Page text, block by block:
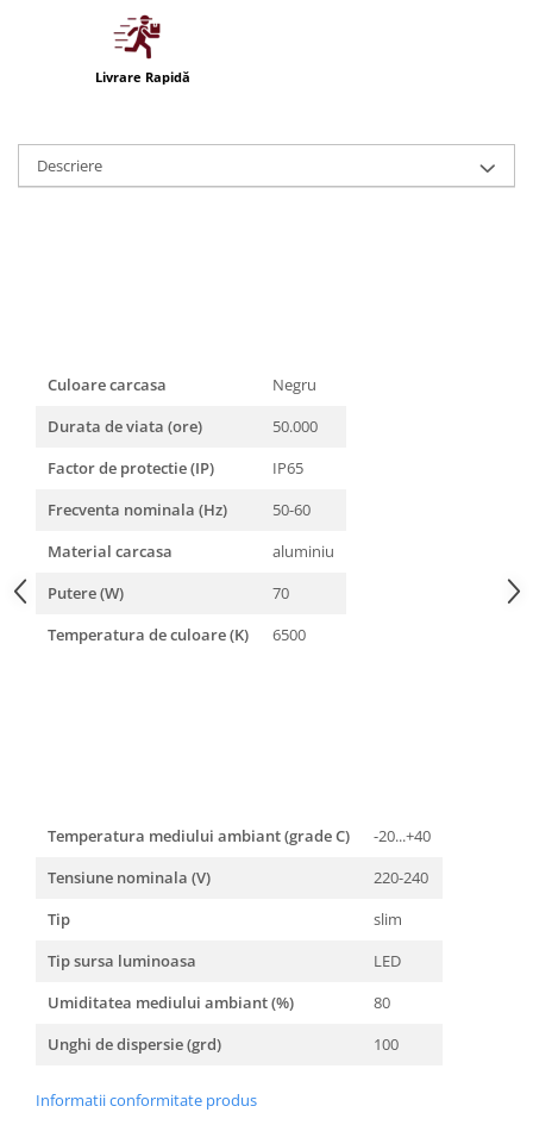
Iluminat decorativ de Craciun
Livrare Rapidă
Descriere
Culoare carcasa
Negru
Durata de viata (ore)
50.000
Factor de protectie (IP)
IP65
Frecventa nominala (Hz)
50-60
Material carcasa
aluminiu
Putere (W)
70
Temperatura de culoare (K)
6500
Temperatura mediului ambiant (grade C)
-20...+40
Tensiune nominala (V)
220-240
Tip
slim
Tip sursa luminoasa
LED
Umiditatea mediului ambiant (%)
80
Unghi de dispersie (grd)
100
Informatii conformitate produs